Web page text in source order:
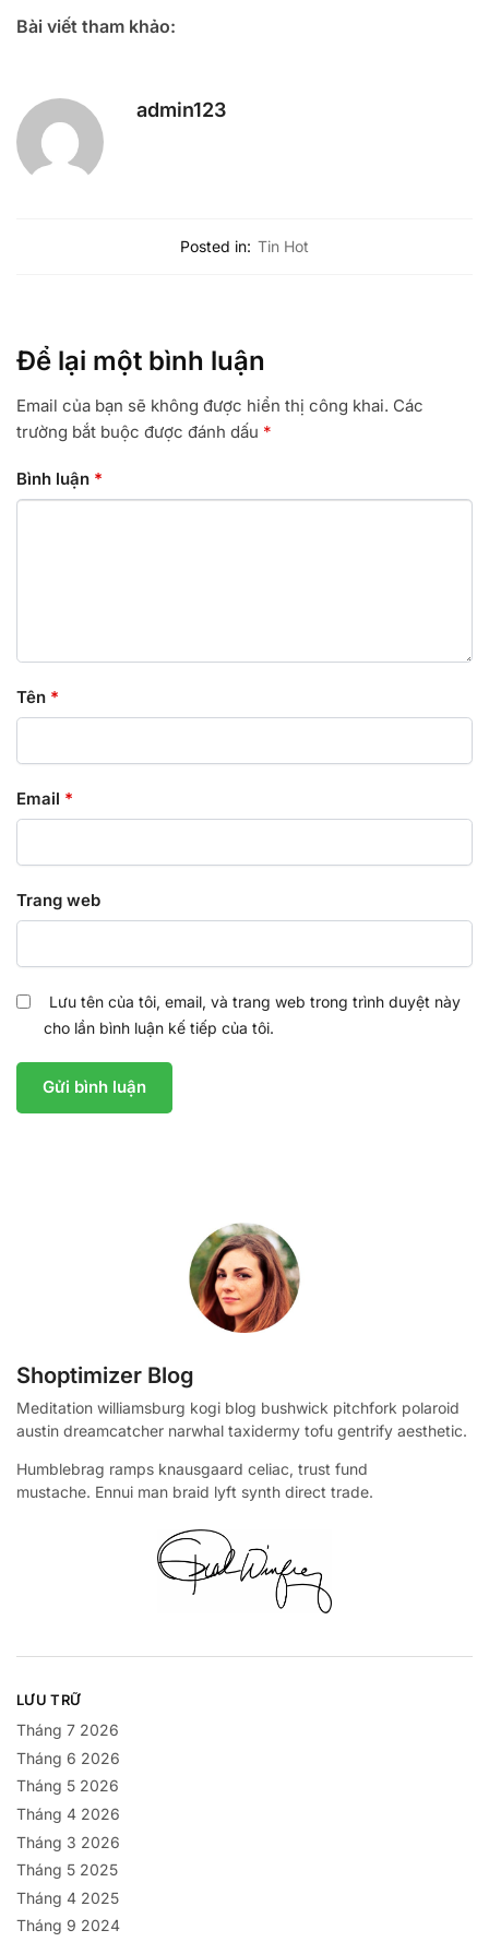
Bài viết tham khảo:
admin123
Posted in: Tin Hot
Để lại một bình luận
Email của bạn sẽ không được hiển thị công khai. Các
trường bắt buộc được đánh dấu *
Bình luận *
Tên *
Email *
Trang web
Lưu tên của tôi, email, và trang web trong trình duyệt này
cho lần bình luận kế tiếp của tôi.
Shoptimizer Blog
Meditation williamsburg kogi blog bushwick pitchfork polaroid
austin dreamcatcher narwhal taxidermy tofu gentrify aesthetic.
Humblebrag ramps knausgaard celiac, trust fund
mustache. Ennui man braid lyft synth direct trade.
LƯU TRỮ
Tháng 7 2026
Tháng 6 2026
Tháng 5 2026
Tháng 4 2026
Tháng 3 2026
Tháng 5 2025
Tháng 4 2025
Tháng 9 2024